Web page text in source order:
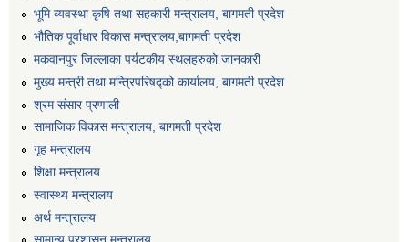
भूमि व्यवस्था कृषि तथा सहकारी मन्त्रालय, बागमती प्रदेश
भौतिक पूर्वाधार विकास मन्त्रालय,बागमती प्रदेश
मकवानपुर जिल्लाका पर्यटकीय स्थलहरुको जानकारी
मुख्य मन्त्री तथा मन्त्रिपरिषद्को कार्यालय, बागमती प्रदेश
श्रम संसार प्रणाली
सामाजिक विकास मन्त्रालय, बागमती प्रदेश
गृह मन्त्रालय
शिक्षा मन्त्रालय
स्वास्थ्य मन्त्रालय
अर्थ मन्त्रालय